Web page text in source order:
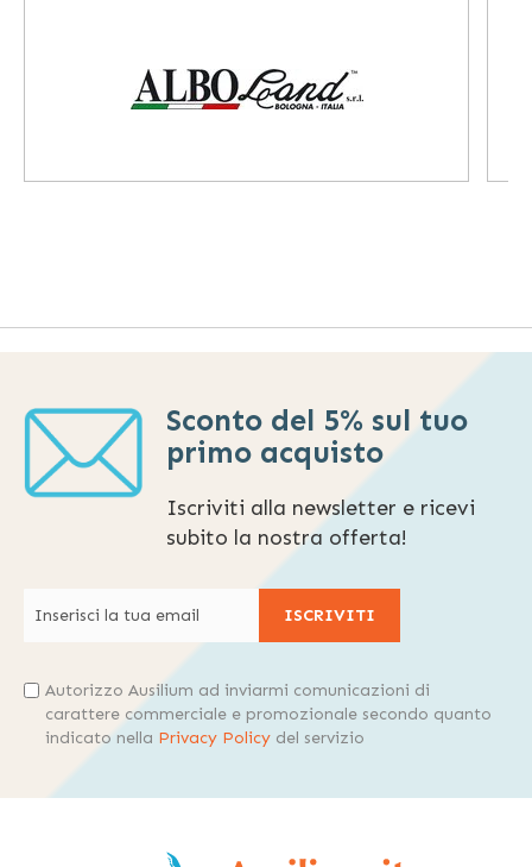
Sconto del 5% sul tuo
primo acquisto
Iscriviti alla newsletter e ricevi
subito la nostra offerta!
ISCRIVITI
Autorizzo Ausilium ad inviarmi comunicazioni di
carattere commerciale e promozionale secondo quanto
indicato nella Privacy Policy del servizio